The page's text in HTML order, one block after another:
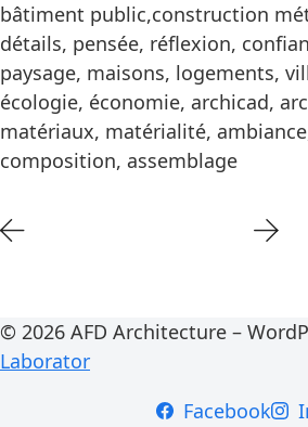
bâtiment public,construction
détails, pensée, réflexion,
paysage, maisons, logements,
écologie, économie, archicad,
matériaux, matérialité,
composition, assemblage
© 2026 AFD Architecture –
Laborator
Facebook